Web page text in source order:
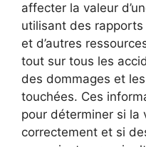
affecter la valeur
utilisant des rapports
et d’autres
tout sur tous les
des dommages et
touchées. Ces
pour déterminer si la
correctement et si